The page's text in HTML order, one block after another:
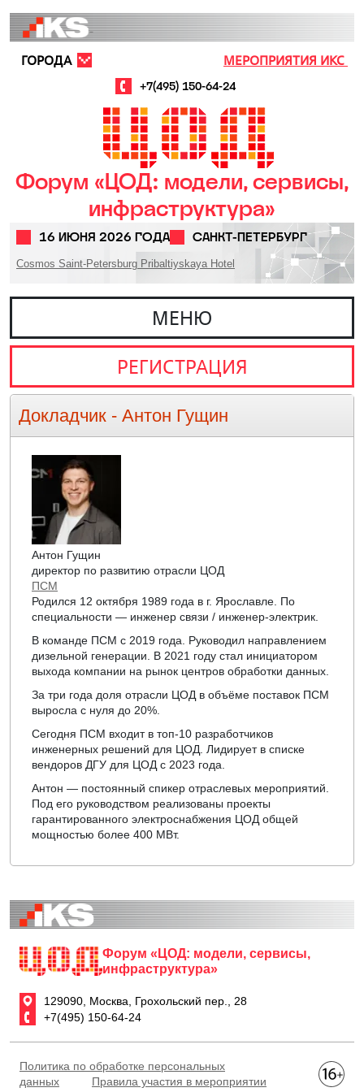
МЕРОПРИЯТИЯ ИКС
+7(495) 150-64-24
ГОРОДА
Форум «ЦОД: модели, сервисы,
инфраструктура»
16 ИЮНЯ 2026 ГОДА САНКТ-ПЕТЕРБУРГ
Cosmos Saint-Petersburg Pribaltiyskaya Hotel
МЕНЮ
РЕГИСТРАЦИЯ
Докладчик - Антон Гущин
Антон Гущин
директор по развитию отрасли ЦОД
ПСМ
Родился 12 октября 1989 года в г. Ярославле. По
специальности — инженер связи / инженер-электрик.
В команде ПСМ с 2019 года. Руководил направлением
дизельной генерации. В 2021 году стал инициатором
выхода компании на рынок центров обработки данных.
За три года доля отрасли ЦОД в объёме поставок ПСМ
выросла с нуля до 20%.
Сегодня ПСМ входит в топ-10 разработчиков
инженерных решений для ЦОД. Лидирует в списке
вендоров ДГУ для ЦОД с 2023 года.
Антон — постоянный спикер отраслевых мероприятий.
Под его руководством реализованы проекты
гарантированного электроснабжения ЦОД общей
мощностью более 400 МВт.
Форум «ЦОД: модели, сервисы,
инфраструктура»
129090, Москва, Грохольский пер., 28
+7(495) 150-64-24
Политика по обработке персональных
данных
Правила участия в мероприятии